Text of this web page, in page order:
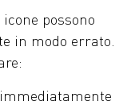
possono
in modo errato.